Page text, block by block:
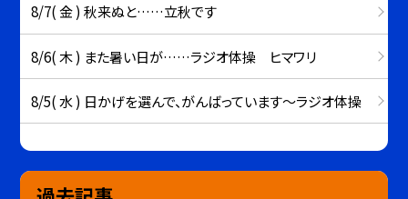
8/7( 金 ) 秋来ぬと……立秋です
8/6( 木 ) また暑い日が……ラジオ体操 ヒマワリ
8/5( 水 ) 日かげを選んで、がんばっています～ラジオ体操